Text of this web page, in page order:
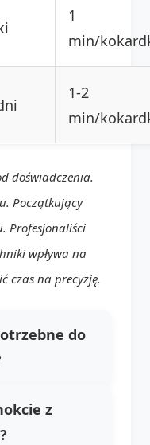
1
min/
1-2
min/
doświadczenia.
Początkujący
Profesjonaliści
wpływa na
czas na precyzję.
do
z